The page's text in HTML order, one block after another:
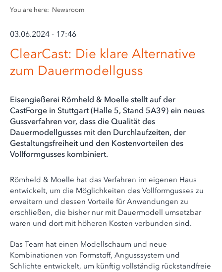
You are here: Newsroom
03.06.2024 - 17:46
ClearCast: Die klare Alternative
zum Dauermodellguss
Eisengießerei Römheld & Moelle stellt auf der
CastForge in Stuttgart (Halle 5, Stand 5A39) ein neues
Gussverfahren vor, dass die Qualität des
Dauermodellgusses mit den Durchlaufzeiten, der
Gestaltungsfreiheit und den Kostenvorteilen des
Vollformgusses kombiniert.
Römheld & Moelle hat das Verfahren im eigenen Haus
entwickelt, um die Möglichkeiten des Vollformgusses zu
erweitern und dessen Vorteile für Anwendungen zu
erschließen, die bisher nur mit Dauermodell umsetzbar
waren und dort mit höheren Kosten verbunden sind.
Das Team hat einen Modellschaum und neue
Kombinationen von Formstoff, Angusssystem und
Schlichte entwickelt, um künftig vollständig rückstandfreie